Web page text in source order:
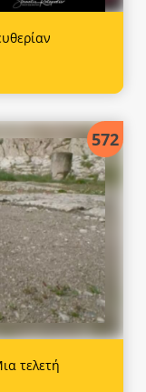
572
τελετή